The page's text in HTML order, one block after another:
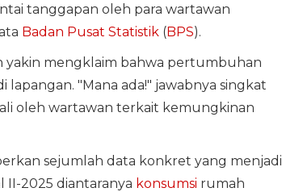
tanggapan oleh para wartawan
Badan Pusat Statistik (BPS).
yakin mengklaim bahwa pertumbuhan
lapangan. "Mana ada!" jawabnya singkat
oleh wartawan terkait kemungkinan
sejumlah data konkret yang menjadi
2025 diantaranya konsumsi rumah